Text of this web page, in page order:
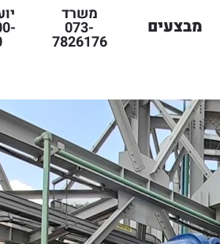
מבצעים
משרד
073-
7826176